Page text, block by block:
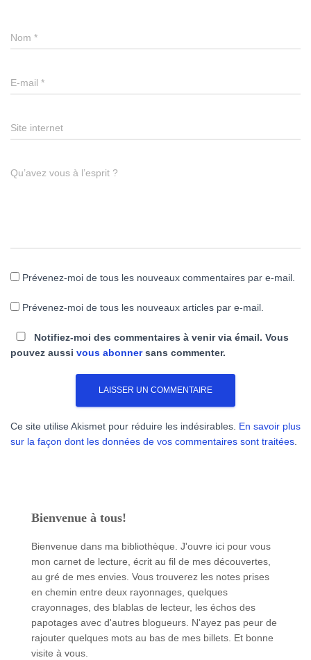
Nom *
E-mail *
Site internet
Qu’avez vous à l’esprit ?
Prévenez-moi de tous les nouveaux commentaires par e-mail.
Prévenez-moi de tous les nouveaux articles par e-mail.
Notifiez-moi des commentaires à venir via émail. Vous
pouvez aussi vous abonnersans commenter.
Ce site utilise Akismet pour réduire les indésirables. En savoir plus
sur la façon dont les données de vos commentaires sont traitées
Bienvenue à tous!
Bienvenue dans ma bibliothèque. J'ouvre ici pour vous
mon carnet de lecture, écrit au fil de mes découvertes,
au gré de mes envies. Vous trouverez les notes prises
en chemin entre deux rayonnages, quelques
crayonnages, des blablas de lecteur, les échos des
papotages avec d'autres blogueurs. N'ayez pas peur de
rajouter quelques mots au bas de mes billets. Et bonne
visite à vous.